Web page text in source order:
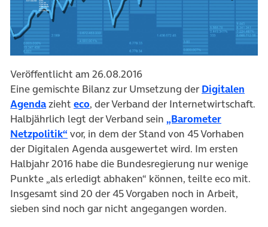
Veröffentlicht am 26.08.2016
Eine gemischte Bilanz zur Umsetzung der Digitalen
Agenda(öffnet in neuem Tab)
zieht eco(öffnet in neuem Tab)
, der Verband der Internetwirtschaft.
Halbjährlich legt der Verband sein „Barometer
Netzpolitik“ (öffnet in neuem Tab)
vor, in dem der Stand von 45 Vorhaben
der Digitalen Agenda ausgewertet wird. Im ersten
Halbjahr 2016 habe die Bundesregierung nur wenige
Punkte „als erledigt abhaken“ können, teilte eco mit.
Insgesamt sind 20 der 45 Vorgaben noch in Arbeit,
sieben sind noch gar nicht angegangen worden.